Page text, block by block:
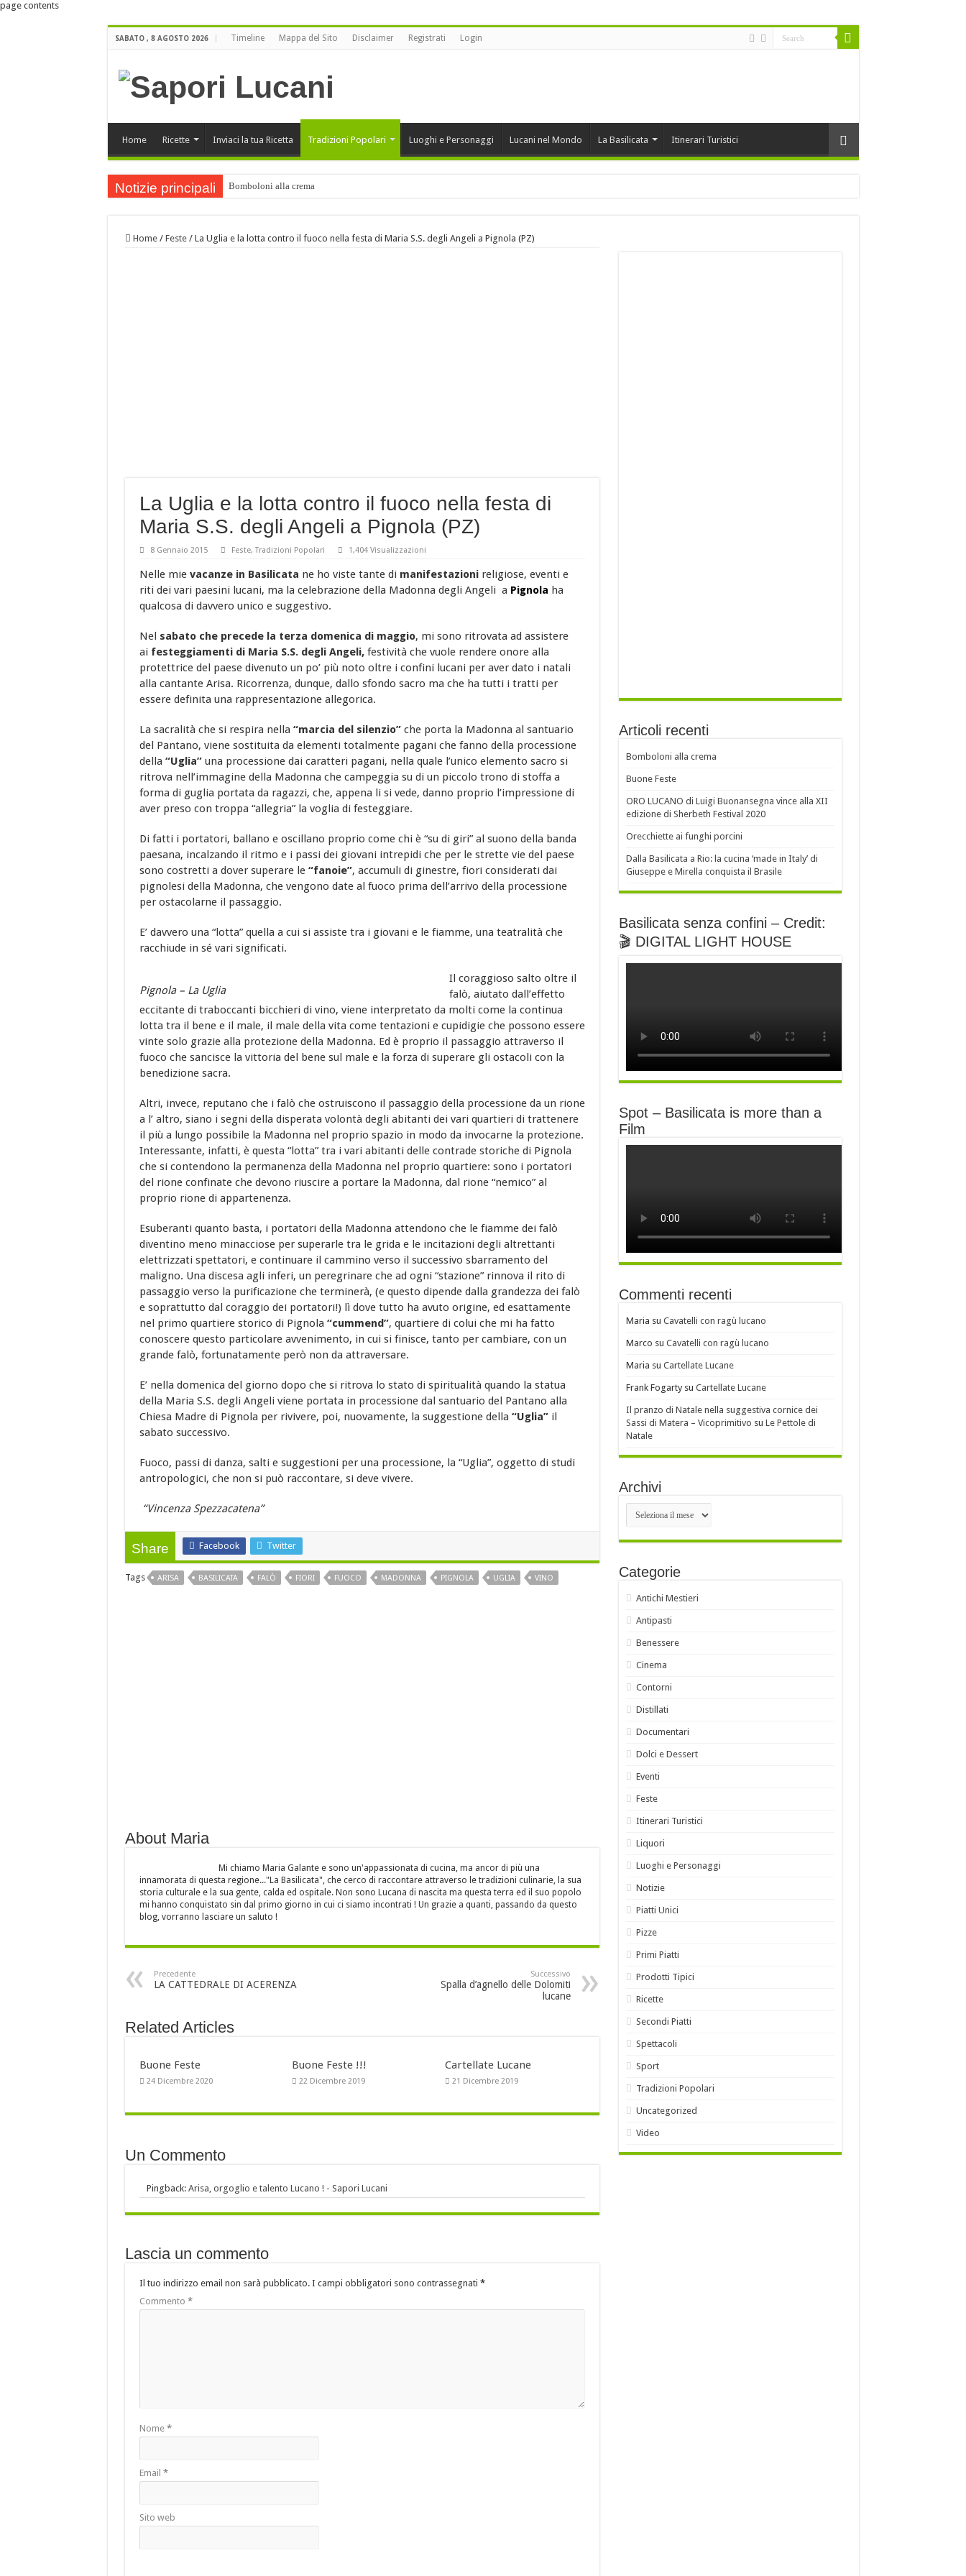
page contents
SABATO , 8 AGOSTO 2026 Timeline Mappa del Sito Disclaimer Registrati Login
Home Ricette Inviaci la tua Ricetta Tradizioni Popolari Luoghi e Personaggi Lucani nel Mondo La Basilicata Itinerari Turistici
Notizie principali Bomboloni alla crema
ORO LUCANO di Luigi Buonansegna vince alla XII edizione di Sherbeth Festival 2020
Home / Feste / La Uglia e la lotta contro il fuoco nella festa di Maria S.S. degli Angeli a Pignola (PZ)
La Uglia e la lotta contro il fuoco nella festa di
Maria S.S. degli Angeli a Pignola (PZ)
8 Gennaio 2015 Feste,Tradizioni Popolari 1,404 Visualizzazioni
Nelle mie vacanze in Basilicata ne ho viste tante di manifestazionireligiose, eventi e
riti dei vari paesini lucani, ma la celebrazione della Madonna degli Angeli a Pignola ha
qualcosa di davvero unico e suggestivo.
Nel sabato che precede la terza domenica di maggio, mi sono ritrovata ad assistere
ai festeggiamenti di Maria S.S. degli Angeli, festività che vuole rendere onore alla
protettrice del paese divenuto un po’ più noto oltre i confini lucani per aver dato i natali
alla cantante Arisa. Ricorrenza, dunque, dallo sfondo sacro ma che ha tutti i tratti per
essere definita una rappresentazione allegorica.
La sacralità che si respira nella “marcia del silenzio”che porta la Madonna al santuario
del Pantano, viene sostituita da elementi totalmente pagani che fanno della processione
della “Uglia”una processione dai caratteri pagani, nella quale l’unico elemento sacro si
ritrova nell’immagine della Madonna che campeggia su di un piccolo trono di stoffa a
forma di guglia portata da ragazzi, che, appena li si vede, danno proprio l’impressione di
aver preso con troppa “allegria” la voglia di festeggiare.
Di fatti i portatori, ballano e oscillano proprio come chi è “su di giri” al suono della banda
paesana, incalzando il ritmo e i passi dei giovani intrepidi che per le strette vie del paese
sono costretti a dover superare le “fanoie”, accumuli di ginestre, fiori considerati dai
pignolesi della Madonna, che vengono date al fuoco prima dell’arrivo della processione
per ostacolarne il passaggio.
E’ davvero una “lotta” quella a cui si assiste tra i giovani e le fiamme, una teatralità che
racchiude in sé vari significati.
Pignola – La Uglia
Il coraggioso salto oltre il
falò, aiutato dall’effetto
eccitante di traboccanti bicchieri di vino, viene interpretato da molti come la continua
lotta tra il bene e il male, il male della vita come tentazioni e cupidigie che possono essere
vinte solo grazie alla protezione della Madonna. Ed è proprio il passaggio attraverso il
fuoco che sancisce la vittoria del bene sul male e la forza di superare gli ostacoli con la
benedizione sacra.
Altri, invece, reputano che i falò che ostruiscono il passaggio della processione da un rione
a l’ altro, siano i segni della disperata volontà degli abitanti dei vari quartieri di trattenere
il più a lungo possibile la Madonna nel proprio spazio in modo da invocarne la protezione.
Interessante, infatti, è questa “lotta” tra i vari abitanti delle contrade storiche di Pignola
che si contendono la permanenza della Madonna nel proprio quartiere: sono i portatori
del rione confinate che devono riuscire a portare la Madonna, dal rione “nemico” al
proprio rione di appartenenza.
Esuberanti quanto basta, i portatori della Madonna attendono che le fiamme dei falò
diventino meno minacciose per superarle tra le grida e le incitazioni degli altrettanti
elettrizzati spettatori, e continuare il cammino verso il successivo sbarramento del
maligno. Una discesa agli inferi, un peregrinare che ad ogni “stazione” rinnova il rito di
passaggio verso la purificazione che terminerà, (e questo dipende dalla grandezza dei falò
e soprattutto dal coraggio dei portatori!) lì dove tutto ha avuto origine, ed esattamente
nel primo quartiere storico di Pignola “cummend”, quartiere di colui che mi ha fatto
conoscere questo particolare avvenimento, in cui si finisce, tanto per cambiare, con un
grande falò, fortunatamente però non da attraversare.
E’ nella domenica del giorno dopo che si ritrova lo stato di spiritualità quando la statua
della Maria S.S. degli Angeli viene portata in processione dal santuario del Pantano alla
Chiesa Madre di Pignola per rivivere, poi, nuovamente, la suggestione della “Uglia”il
sabato successivo.
Fuoco, passi di danza, salti e suggestioni per una processione, la “Uglia”, oggetto di studi
antropologici, che non si può raccontare, si deve vivere.
“Vincenza Spezzacatena”
Share Facebook Twitter
Tags ARISA BASILICATA FALÒ FIORI FUOCO MADONNA PIGNOLA UGLIA VINO
About Maria
Mi chiamo Maria Galante e sono un'appassionata di cucina, ma ancor di più una
innamorata di questa regione..."La Basilicata", che cerco di raccontare attraverso le tradizioni culinarie, la sua
storia culturale e la sua gente, calda ed ospitale. Non sono Lucana di nascita ma questa terra ed il suo popolo
mi hanno conquistato sin dal primo giorno in cui ci siamo incontrati ! Un grazie a quanti, passando da questo
blog, vorranno lasciare un saluto !
Precedente
LA CATTEDRALE DI ACERENZA
Successivo
Spalla d’agnello delle Dolomiti
lucane
Related Articles
Buone Feste
24 Dicembre 2020
Buone Feste !!!
22 Dicembre 2019
Cartellate Lucane
21 Dicembre 2019
Un Commento
Pingback: Arisa, orgoglio e talento Lucano ! - Sapori Lucani
Lascia un commento
Il tuo indirizzo email non sarà pubblicato. I campi obbligatori sono contrassegnati *
Commento *
Nome *
Email *
Sito web
Articoli recenti
Bomboloni alla crema
Buone Feste
ORO LUCANO di Luigi Buonansegna vince alla XII
edizione di Sherbeth Festival 2020
Orecchiette ai funghi porcini
Dalla Basilicata a Rio: la cucina ‘made in Italy’ di
Giuseppe e Mirella conquista il Brasile
Basilicata senza confini – Credit:
🎬 DIGITAL LIGHT HOUSE
Spot – Basilicata is more than a
Film
Commenti recenti
Maria su Cavatelli con ragù lucano
Marco su Cavatelli con ragù lucano
Maria su Cartellate Lucane
Frank Fogartysu Cartellate Lucane
Il pranzo di Natale nella suggestiva cornice dei
Sassi di Matera – Vicoprimitivo su Le Pettole di
Natale
Archivi
Archivi
Categorie
Antichi Mestieri
Antipasti
Benessere
Cinema
Contorni
Distillati
Documentari
Dolci e Dessert
Eventi
Feste
Itinerari Turistici
Liquori
Luoghi e Personaggi
Notizie
Piatti Unici
Pizze
Primi Piatti
Prodotti Tipici
Ricette
Secondi Piatti
Spettacoli
Sport
Tradizioni Popolari
Uncategorized
Video